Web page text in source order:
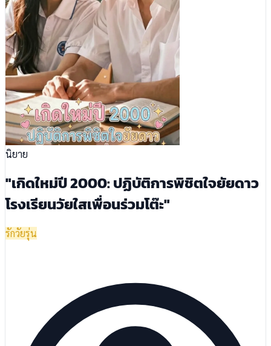
นิยาย
"เกิดใหม่ปี 2000: ปฏิบัติการพิชิตใจยัยดาว
โรงเรียนวัยใสเพื่อนร่วมโต๊ะ"
รักวัยรุ่น